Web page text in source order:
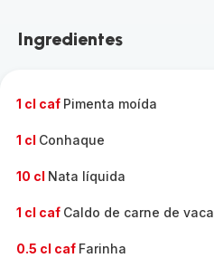
toda
Ingredientes
1 cl caf Pimenta moída
1 cl Conhaque
10 cl Nata líquida
1 cl caf Caldo de carne de vaca
0.5 cl caf Farinha